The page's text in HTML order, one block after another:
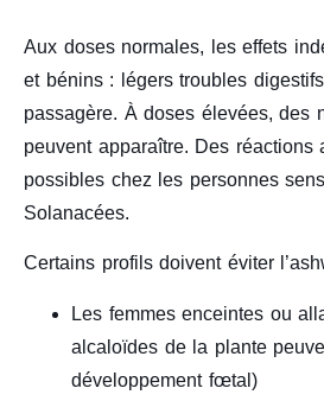
Aux doses normales, les effets
et bénins : légers troubles
passagère. À doses élevées, des
peuvent apparaître. Des réactions
possibles chez les personnes
Solanacées.
Certains profils doivent éviter
Les femmes enceintes ou
alcaloïdes de la plante
développement fœtal)